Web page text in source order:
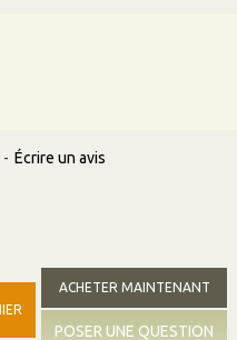
- Écrire un avis
ACHETER MAINTENANT
POSER UNE QUESTION